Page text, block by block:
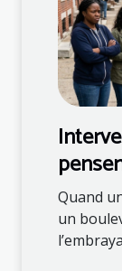
Quand
un